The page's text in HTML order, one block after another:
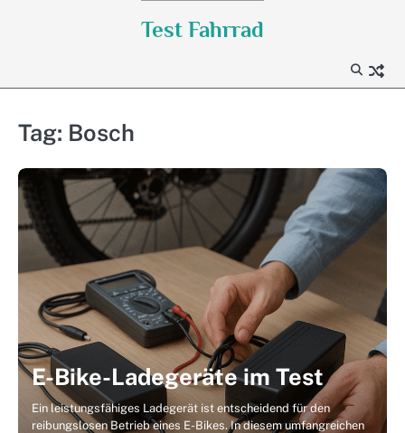
Test Fahrrad
Tag: Bosch
E-Bike-Ladegeräte im Test
Ein leistungsfähiges Ladegerät ist entscheidend für den
reibungslosen Betrieb eines E-Bikes. In diesem umfangreichen